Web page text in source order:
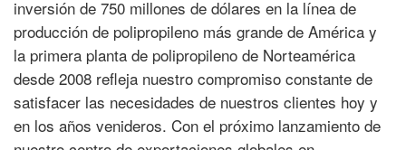
inversión de 750 millones de dólares en la línea de
producción de polipropileno más grande de América y
la primera planta de polipropileno de Norteamérica
desde 2008 refleja nuestro compromiso constante de
satisfacer las necesidades de nuestros clientes hoy y
en los años venideros. Con el próximo lanzamiento de